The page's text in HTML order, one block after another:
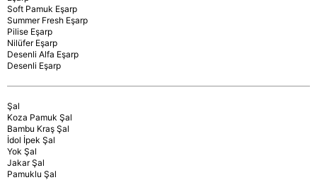
Soft Pamuk Eşarp
Summer Fresh Eşarp
Pilise Eşarp
Nilüfer Eşarp
Desenli Alfa Eşarp
Desenli Eşarp
Şal
Koza Pamuk Şal
Bambu Kraş Şal
İdol İpek Şal
Yok Şal
Jakar Şal
Pamuklu Şal